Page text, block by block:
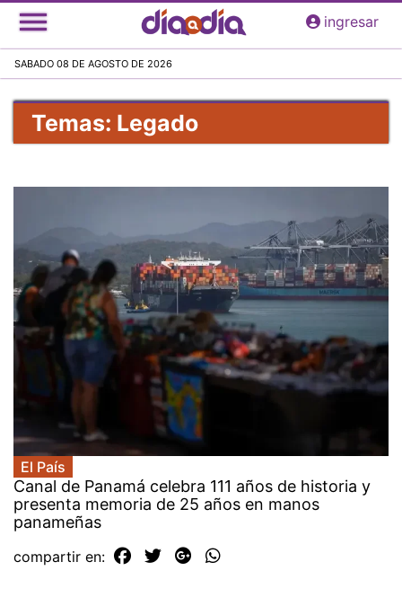
Pasar
al
principal
ingresar
SABADO 08 DE AGOSTO DE 2026
Temas: Legado
El País
Canal de Panamá celebra 111 años de historia y
presenta memoria de 25 años en manos
panameñas
compartir en: